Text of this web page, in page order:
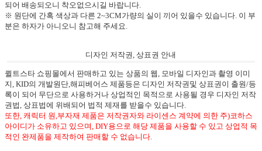
되어 배송되오니 착오없으시길 바랍니다.
※ 원단에 간혹 색상과 다른 2~3CM가량의 실이 끼어 있을수 있습니다. 이 부
분은 하자가 아니오니 참고해 주세요.
디자인 저작권, 상표권 안내
퀼트스타 쇼핑몰에서 판매하고 있는 상품의 웹, 모바일 디자인과 촬영 이미
지, KID의 개발원단,해피베어스 제품등은 디자인 저작권및 상표권이 출원/등
록이 되어 무단으로 사용하거나 상업적인 목적으로 사용될 경우 디자인 저작
권법, 상표법에 위배되어 법적 제재를 받을수 있습니다.
또한, 캐릭터 원,부자재 제품은 저작권자와 라이센스 계약에 의한 주)코하스
아이디가 소유하고 있으며, DIY용으로 해당 제품을 사용할 수 있고 상업적 목
적인 완제품을 제작하여 판매할 수 없습니다.